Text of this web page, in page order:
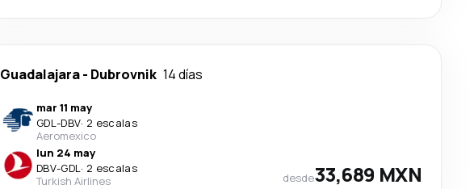
Guadalajara- Dubrovnik 14 días
mar 11 may
GDL-DBV· 2 escalas
Aeromexico
lun 24 may
DBV-GDL· 2 escalas
Turkish Airlines
desde33,689 MXN